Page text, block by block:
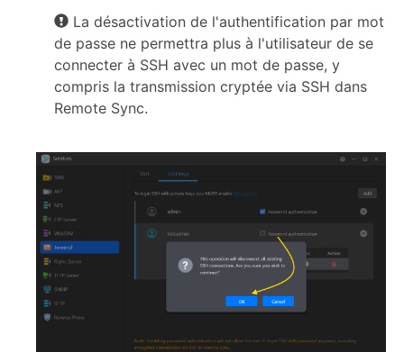
La désactivation de l'authentification par mot
de passe ne permettra plus à l'utilisateur de se
connecter à SSH avec un mot de passe, y
compris la transmission cryptée via SSH dans
Remote Sync.